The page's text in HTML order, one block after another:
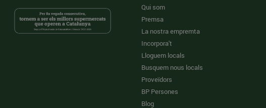
Qui som
Premsa
La nostra empremta
Incorpora't
Lloguem locals
Busquem nous locals
Proveïdors
BP Persones
Blog